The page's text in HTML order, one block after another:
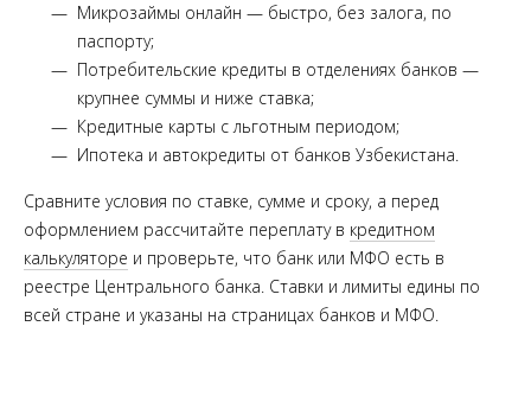
Микрозаймы онлайн — быстро, без залога, по
паспорту;
Потребительские кредиты в отделениях банков —
крупнее суммы и ниже ставка;
Кредитные карты с льготным периодом;
Ипотека и автокредиты от банков Узбекистана.
Сравните условия по ставке, сумме и сроку, а перед
оформлением рассчитайте переплату в кредитном
калькуляторе и проверьте, что банк или МФО есть в
реестре Центрального банка. Ставки и лимиты едины по
всей стране и указаны на страницах банков и МФО.